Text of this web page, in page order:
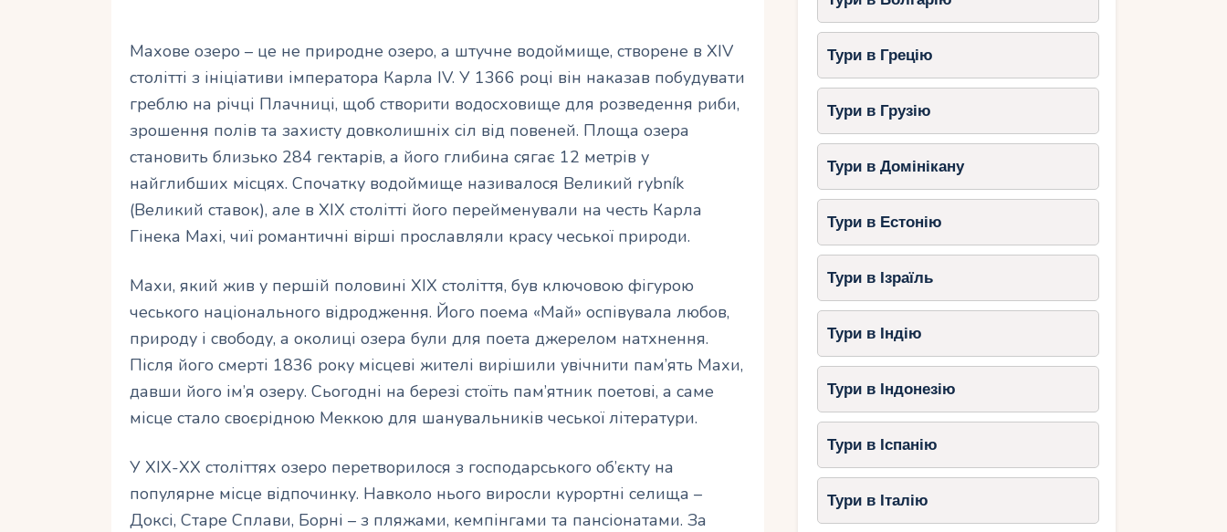
Махове озеро – це не природне озеро, а штучне водоймище, створене в XIV
столітті з ініціативи імператора Карла IV. У 1366 році він наказав побудувати
греблю на річці Плачниці, щоб створити водосховище для розведення риби,
зрошення полів та захисту довколишніх сіл від повеней. Площа озера
становить близько 284 гектарів, а його глибина сягає 12 метрів у
найглибших місцях. Спочатку водоймище називалося Великий rybník
(Великий ставок), але в XIX столітті його перейменували на честь Карла
Гінека Махі, чиї романтичні вірші прославляли красу чеської природи.
Махи, який жив у першій половині ХІХ століття, був ключовою фігурою
чеського національного відродження. Його поема «Май» оспівувала любов,
природу і свободу, а околиці озера були для поета джерелом натхнення.
Після його смерті 1836 року місцеві жителі вирішили увічнити пам’ять Махи,
давши його ім’я озеру. Сьогодні на березі стоїть пам’ятник поетові, а саме
місце стало своєрідною Меккою для шанувальників чеської літератури.
У XIX-XX століттях озеро перетворилося з господарського об’єкту на
популярне місце відпочинку. Навколо нього виросли курортні селища –
Доксі, Старе Сплави, Борні – з пляжами, кемпінгами та пансіонатами. За
Тури в Грецію
Тури в Грузію
Тури в Домінікану
Тури в Естонію
Тури в Ізраїль
Тури в Індію
Тури в Індонезію
Тури в Іспанію
Тури в Італію